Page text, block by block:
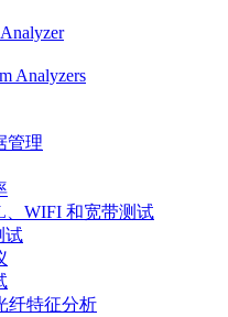
Analyzers
管理
、WIFI 和宽带测试
试
纤特征分析